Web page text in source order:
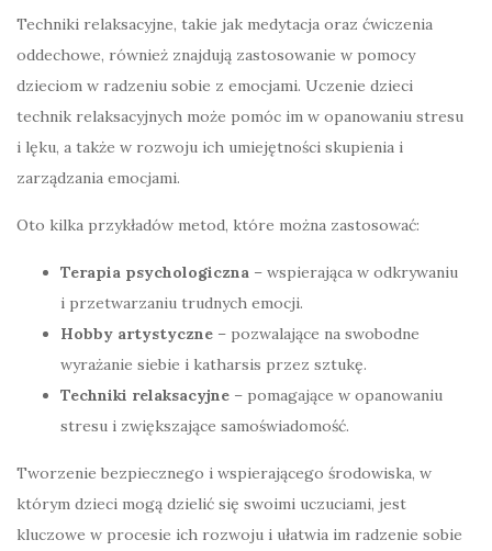
Techniki relaksacyjne, takie jak medytacja oraz ćwiczenia
oddechowe, również znajdują zastosowanie w pomocy
dzieciom w radzeniu sobie z emocjami. Uczenie dzieci
technik relaksacyjnych może pomóc im w opanowaniu stresu
i lęku, a także w rozwoju ich umiejętności skupienia i
zarządzania emocjami.
Oto kilka przykładów metod, które można zastosować:
Terapia psychologiczna – wspierająca w odkrywaniu
i przetwarzaniu trudnych emocji.
Hobby artystyczne – pozwalające na swobodne
wyrażanie siebie i katharsis przez sztukę.
Techniki relaksacyjne – pomagające w opanowaniu
stresu i zwiększające samoświadomość.
Tworzenie bezpiecznego i wspierającego środowiska, w
którym dzieci mogą dzielić się swoimi uczuciami, jest
kluczowe w procesie ich rozwoju i ułatwia im radzenie sobie